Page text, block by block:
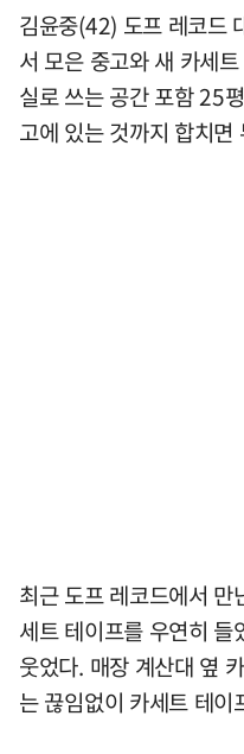
김윤중(42) 도프 레코드
서 모은 중고와 새 카세
실로 쓰는 공간 포함 25
고에 있는 것까지 합치
최근 도프 레코드에서
세트 테이프를 우연히
웃었다. 매장 계산대 옆
는 끊임없이 카세트 테